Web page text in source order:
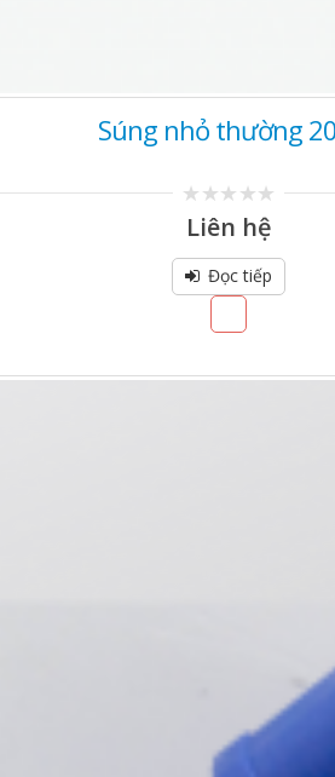
Súng nhỏ thường
outLiên hệ
Đọc tiếp